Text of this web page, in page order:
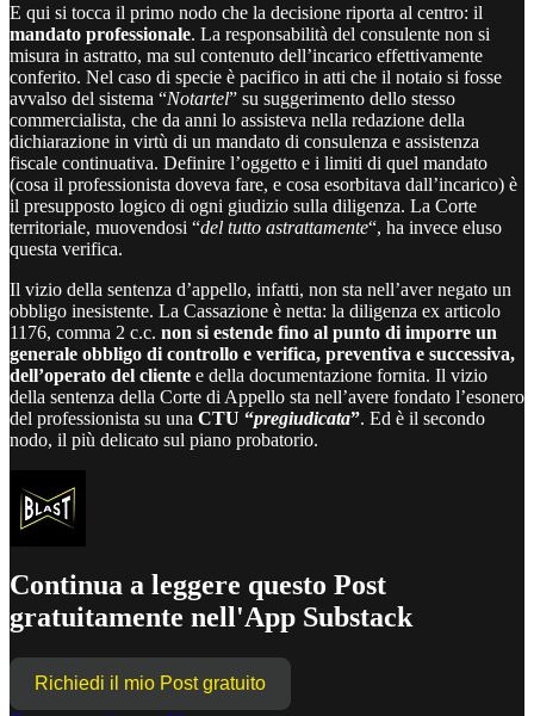
E qui si tocca il primo nodo che la decisione riporta al centro: il
mandato professionale. La responsabilità del consulente non si
misura in astratto, ma sul contenuto dell’incarico effettivamente
conferito. Nel caso di specie è pacifico in atti che il notaio si fosse
avvalso del sistema “Notartel” su suggerimento dello stesso
commercialista, che da anni lo assisteva nella redazione della
dichiarazione in virtù di un mandato di consulenza e assistenza
fiscale continuativa. Definire l’oggetto e i limiti di quel mandato
(cosa il professionista doveva fare, e cosa esorbitava dall’incarico) è
il presupposto logico di ogni giudizio sulla diligenza. La Corte
territoriale, muovendosi “del tutto astrattamente“, ha invece eluso
questa verifica.
Il vizio della sentenza d’appello, infatti, non sta nell’aver negato un
obbligo inesistente. La Cassazione è netta: la diligenza ex articolo
1176, comma 2 c.c. non si estende fino al punto di imporre un
generale obbligo di controllo e verifica, preventiva e successiva,
dell’operato del cliente e della documentazione fornita. Il vizio
della sentenza della Corte di Appello sta nell’avere fondato l’esonero
del professionista su una CTU “pregiudicata”. Ed è il secondo
nodo, il più delicato sul piano probatorio.
Continua a leggere questo Post
gratuitamente nell'App Substack
Richiedi il mio Post gratuito